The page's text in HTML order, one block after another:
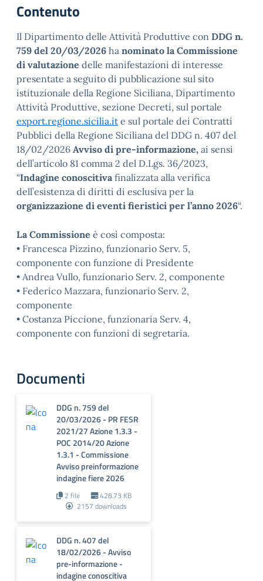
Contenuto
Il Dipartimento delle Attività Produttive con DDG n.
759 del 20/03/2026 ha nominato la Commissione
di valutazione delle manifestazioni di interesse
presentate a seguito di pubblicazione sul sito
istituzionale della Regione Siciliana, Dipartimento
Attività Produttive, sezione Decreti, sul portale
export.regione.sicilia.it e sul portale dei Contratti
Pubblici della Regione Siciliana del DDG n. 407 del
18/02/2026 Avviso di pre-informazione, ai sensi
dell’articolo 81 comma 2 del D.Lgs. 36/2023,
“Indagine conoscitivafinalizzata alla verifica
dell’esistenza di diritti di esclusiva per la
organizzazione di eventi fieristici per l’anno 2026“.
La Commissione è così composta:
• Francesca Pizzino, funzionario Serv. 5,
componente con funzione di Presidente
• Andrea Vullo, funzionario Serv. 2, componente
• Federico Mazzara, funzionario Serv. 2,
componente
• Costanza Piccione, funzionaria Serv. 4,
componente con funzioni di segretaria.
Documenti
DDG n. 759 del
20/03/2026 - PR FESR
2021/27 Azione 1.3.3 -
POC 2014/20 Azione
1.3.1 - Commissione
Avviso preinformazione
indagine fiere 2026
2 file
428.73 KB
2157 downloads
DDG n. 407 del
18/02/2026 - Avviso
pre-informazione -
indagine conoscitiva